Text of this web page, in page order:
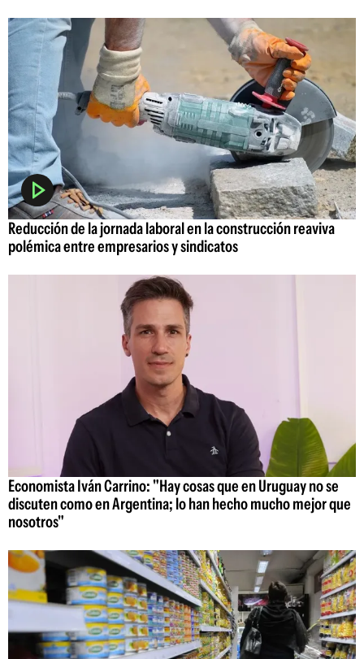
Reducción de la jornada laboral en la construcción reaviva
polémica entre empresarios y sindicatos
Economista Iván Carrino: "Hay cosas que en Uruguay no se
discuten como en Argentina; lo han hecho mucho mejor que
nosotros"